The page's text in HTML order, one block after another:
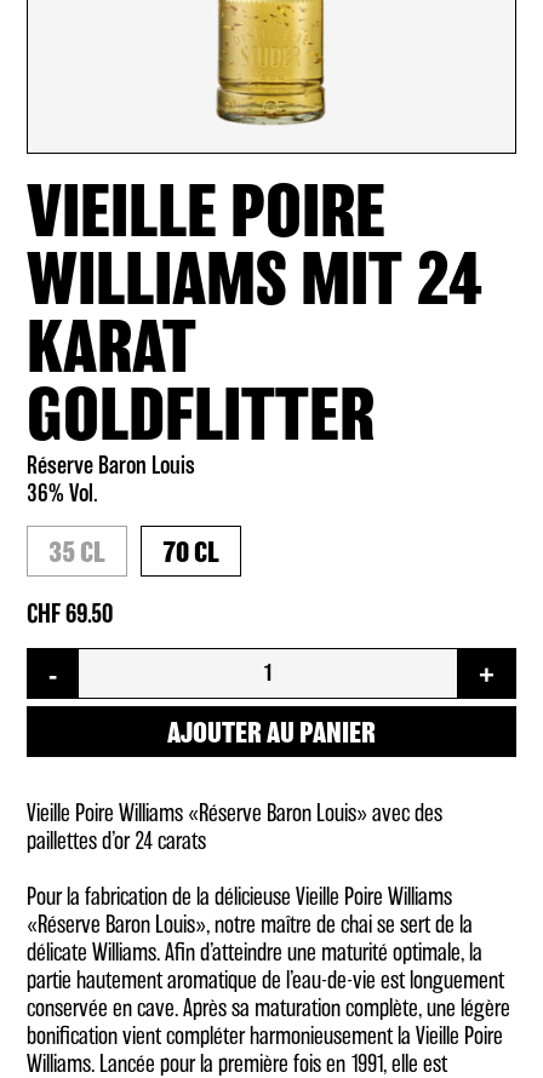
VIEILLE POIRE
WILLIAMS MIT 24
KARAT
GOLDFLITTER
Réserve Baron Louis
36% Vol.
35 CL 70 CL
69.50
-
Vieille
Karat
Goldflitter
+
AJOUTER AU PANIER
Vieille Poire Williams «Réserve Baron Louis» avec des
paillettes d’or 24 carats
Pour la fabrication de la délicieuse Vieille Poire Williams
«Réserve Baron Louis», notre maître de chai se sert de la
délicate Williams. Afin d’atteindre une maturité optimale, la
partie hautement aromatique de l’eau-de-vie est longuement
conservée en cave. Après sa maturation complète, une légère
bonification vient compléter harmonieusement la Vieille Poire
Williams. Lancée pour la première fois en 1991, elle est